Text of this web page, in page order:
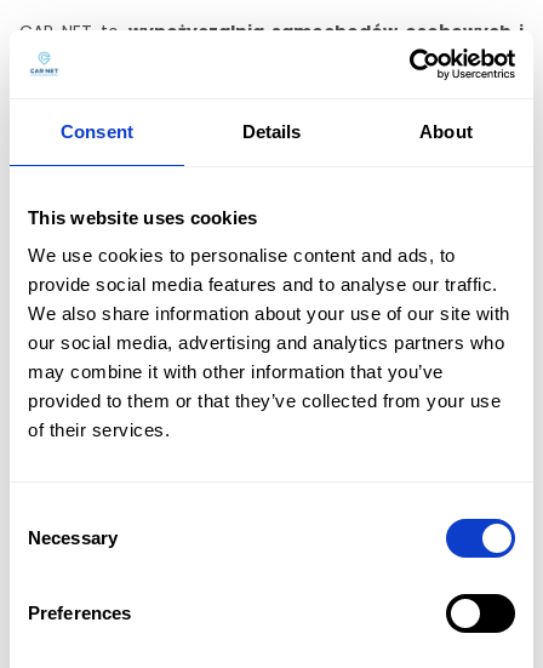
Consent Details About
This website uses cookies
We use cookies to personalise content and ads, to
provide social media features and to analyse our traffic.
We also share information about your use of our site with
our social media, advertising and analytics partners who
may combine it with other information that you’ve
provided to them or that they’ve collected from your use
of their services.
Selection
Necessary
Preferences
CAR NET to wypożyczalnia samochodów osobowych i
dostawczych dla firm
. Przedsiębiorcom z Częstochowy
oferujemy wynajem auta dostawczego, który pozwoli
awarii i czasowego wyłączenia z eksploatacji firmowego
Komfortowa podróż autem na wynajem z
wypożyczalni samochodów CAR NET w
Częstochowie
Szukasz samochodu na codzienne dojazdy, rodzinny urlop
tempomat,